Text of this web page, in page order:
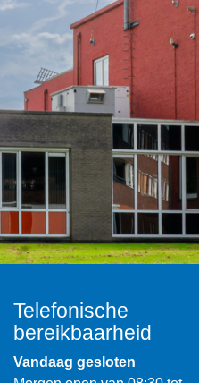
Telefonische
bereikbaarheid
Vandaag gesloten